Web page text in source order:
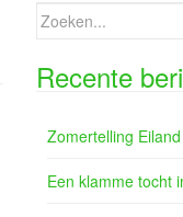
Zoeken
naar:
Recente
Zomertelling
Een klamme tocht